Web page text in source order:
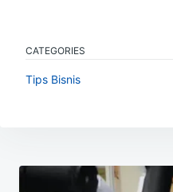
CATEGORIES
Tips Bisnis